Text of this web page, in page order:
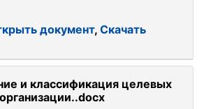
документ, Скачать
и классификация целевых